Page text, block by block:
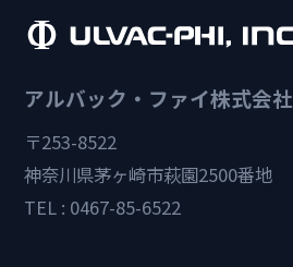
アルバック・ファイ株式会社
〒253-8522
神奈川県茅ヶ崎市萩園2500番地
TEL : 0467-85-6522